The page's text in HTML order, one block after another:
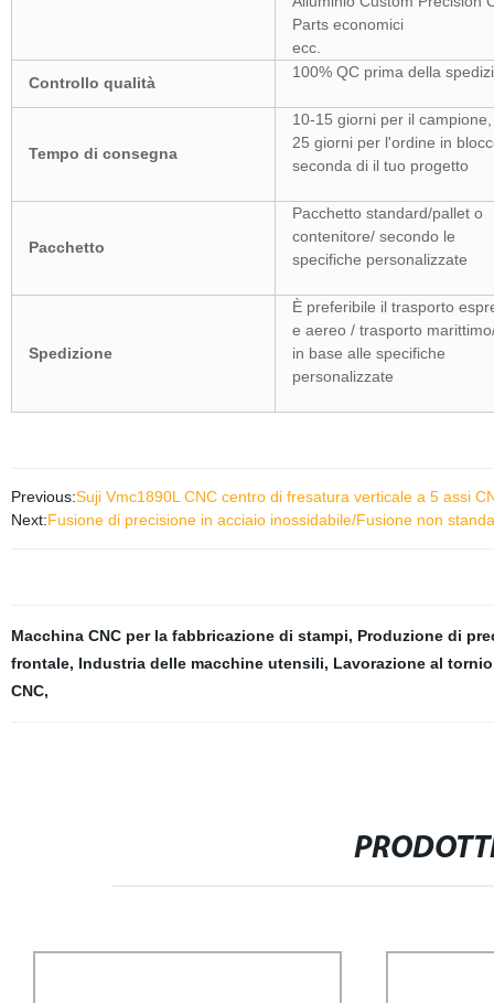
Parts economici
ecc.
Controllo qualità
100% QC prima della
Tempo di consegna
10-15 giorni per il
25 giorni per l'ordine in
seconda di il tuo progetto
Pacchetto
Pacchetto standard/pallet o
contenitore/ secondo le
specifiche personalizzate
Spedizione
È preferibile il trasporto
e aereo / trasporto
in base alle specifiche
personalizzate
Previous:Suji Vmc1890L CNC centro di fresatura verticale a 5 assi
Next:Fusione di precisione in acciaio inossidabile/Fusione non
Macchina CNC per la fabbricazione di stampi, Produzione di
frontale, Industria delle macchine utensili, Lavorazione al tornio
CNC,